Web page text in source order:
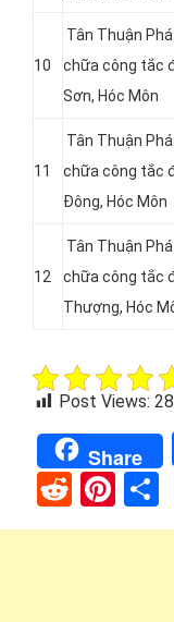
10
Tân Thuận
chữa công tắc
Sơn, Hóc Môn
11
Tân Thuận
chữa công tắc
Đông, Hóc Môn
12
Tân Thuận
chữa công tắc
Thượng, Hóc
Post Views: 28
Share
Reddit